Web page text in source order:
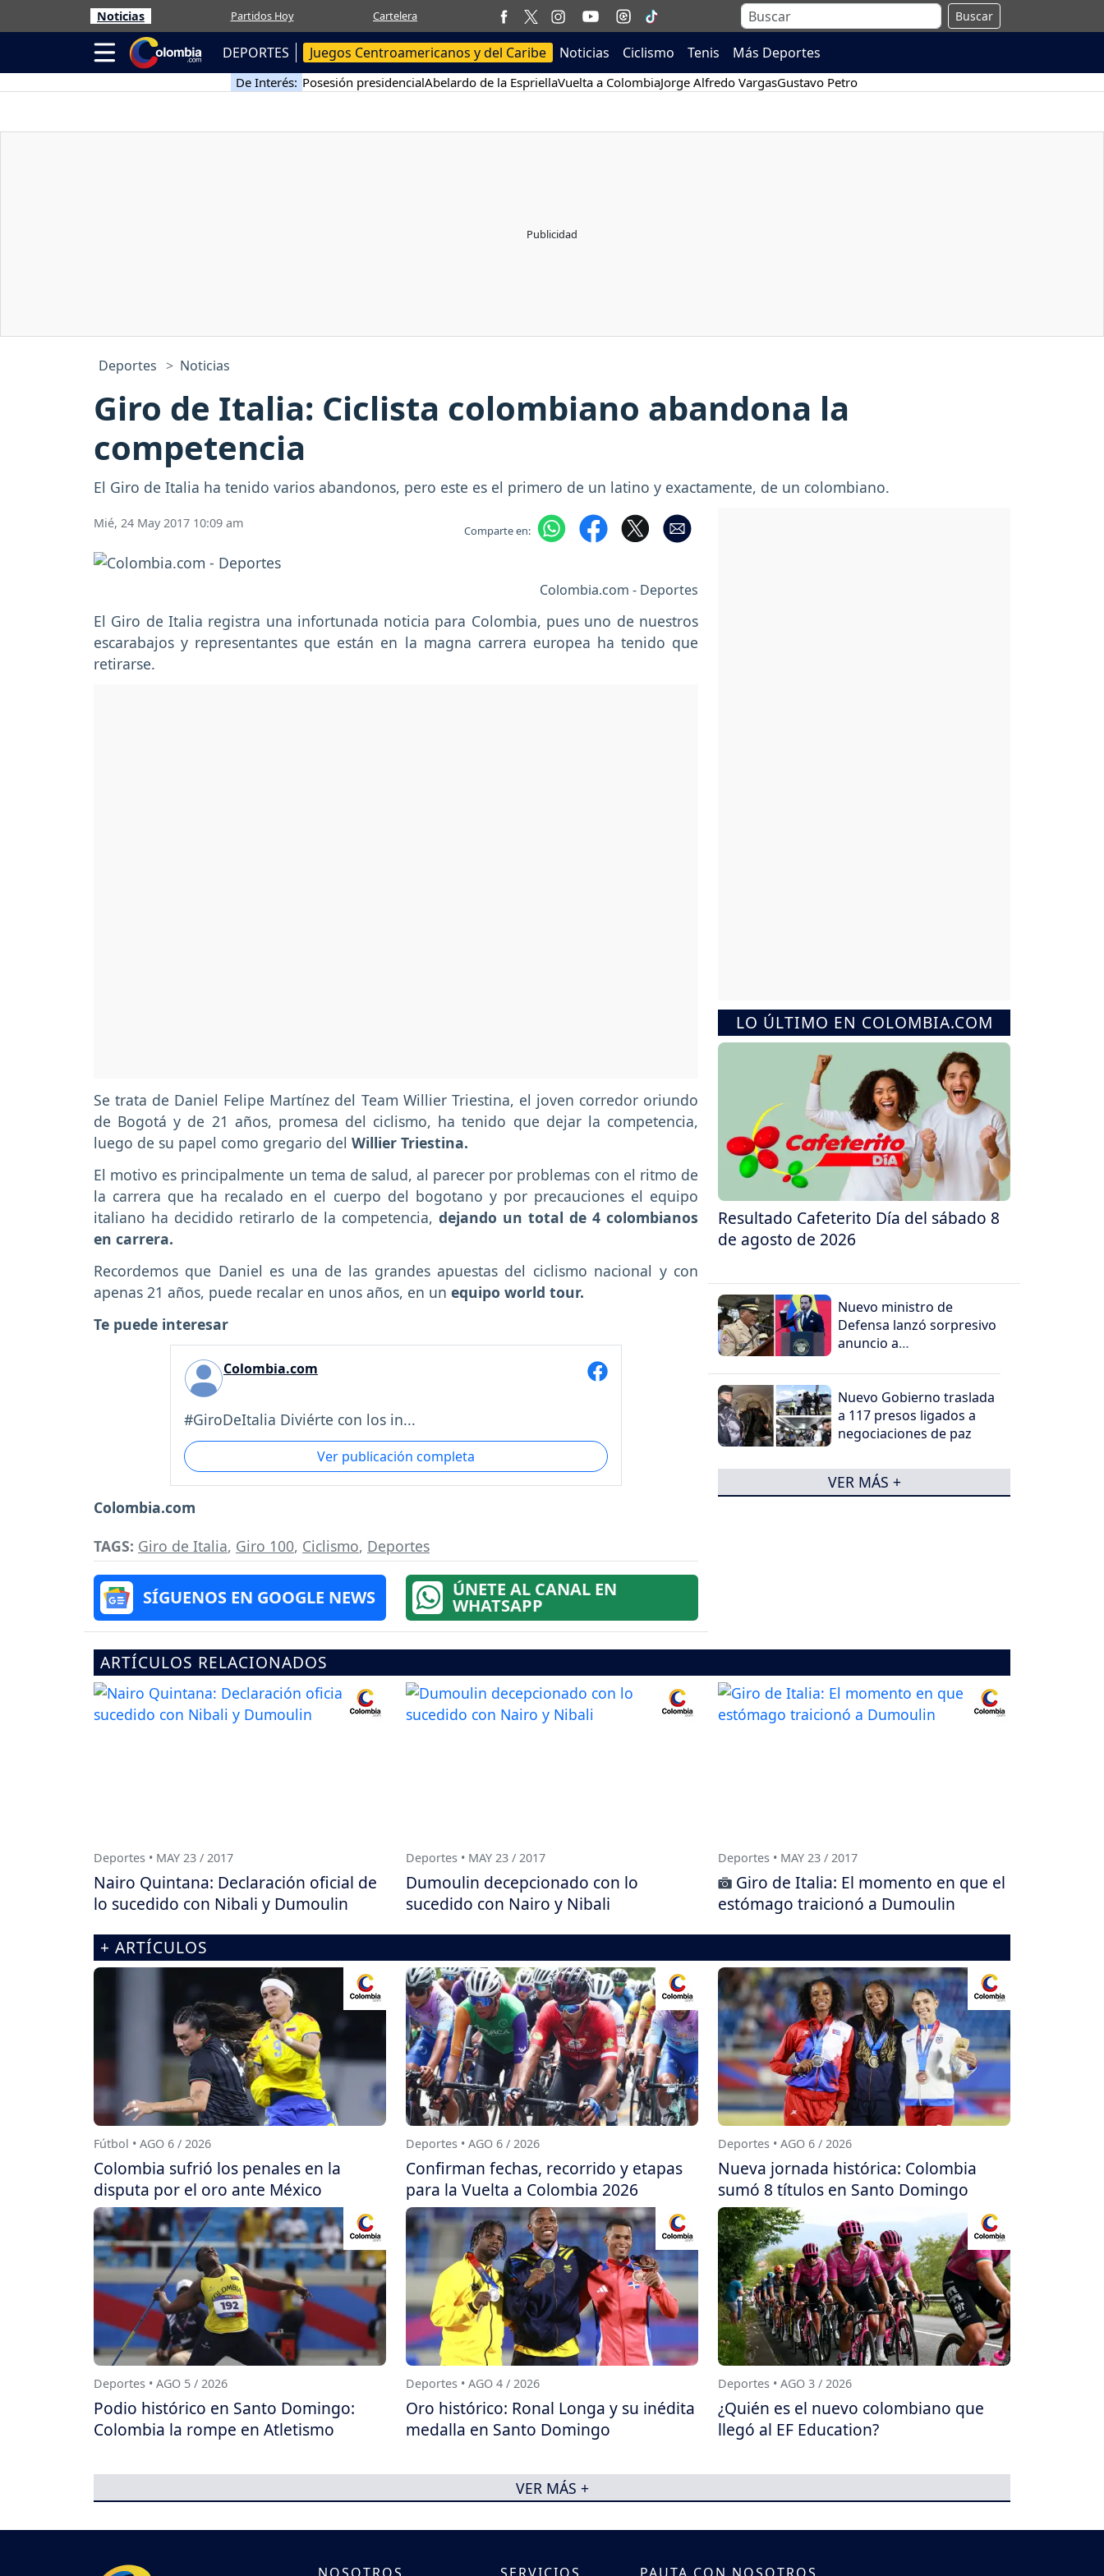
Noticias Partidos Hoy Cartelera Buscar
DEPORTES Juegos Centroamericanos y del Caribe Noticias Ciclismo Tenis Más Deportes
De Interés: Posesión presidencialAbelardo de la EspriellaVuelta a ColombiaJorge Alfredo VargasGustavo Petro
Deportes Noticias
Giro de Italia: Ciclista colombiano abandona la
competencia
El Giro de Italia ha tenido varios abandonos, pero este es el primero de un latino y exactamente, de un colombiano.
Mié, 24 May 2017 10:09 am Comparte en:
Colombia.com - Deportes
El Giro de Italia registra una infortunada noticia para Colombia, pues uno de nuestros
escarabajos y representantes que están en la magna carrera europea ha tenido que
retirarse.
Se trata de Daniel Felipe Martínez del Team Willier Triestina, el joven corredor oriundo
de Bogotá y de 21 años, promesa del ciclismo, ha tenido que dejar la competencia,
luego de su papel como gregario del Willier Triestina.
El motivo es principalmente un tema de salud, al parecer por problemas con el ritmo de
la carrera que ha recalado en el cuerpo del bogotano y por precauciones el equipo
italiano ha decidido retirarlo de la competencia, dejando un total de 4 colombianos
en carrera.
Recordemos que Daniel es una de las grandes apuestas del ciclismo nacional y con
apenas 21 años, puede recalar en unos años, en un equipo world tour.
Te puede interesar
Colombia.com
#GiroDeItalia Diviérte con los in...
Ver publicación completa
Colombia.com
TAGS: Giro de Italia, Giro 100, Ciclismo, Deportes
SÍGUENOS EN GOOGLE NEWS ÚNETE AL CANAL EN
WHATSAPP
LO ÚLTIMO EN COLOMBIA.COM
Resultado Cafeterito Día del sábado 8
de agosto de 2026
Nuevo ministro de
Defensa lanzó sorpresivo
anuncio a
criminales
Nuevo Gobierno traslada
a 117 presos ligados a
negociaciones de paz
VER MÁS +
ARTÍCULOS RELACIONADOS
Deportes • MAY 23 / 2017
Nairo Quintana: Declaración oficial de
lo sucedido con Nibali y Dumoulin
Deportes • MAY 23 / 2017
Dumoulin decepcionado con lo
sucedido con Nairo y Nibali
Deportes • MAY 23 / 2017
Giro de Italia: El momento en que el
estómago traicionó a Dumoulin
+ ARTÍCULOS
Fútbol • AGO 6 / 2026
Colombia sufrió los penales en la
disputa por el oro ante México
Deportes • AGO 6 / 2026
Confirman fechas, recorrido y etapas
para la Vuelta a Colombia 2026
Deportes • AGO 6 / 2026
Nueva jornada histórica: Colombia
sumó 8 títulos en Santo Domingo
Deportes • AGO 5 / 2026
Podio histórico en Santo Domingo:
Colombia la rompe en Atletismo
Deportes • AGO 4 / 2026
Oro histórico: Ronal Longa y su inédita
medalla en Santo Domingo
Deportes • AGO 3 / 2026
¿Quién es el nuevo colombiano que
llegó al EF Education?
VER MÁS +